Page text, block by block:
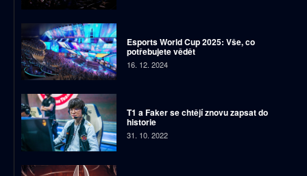
Esports World Cup 2025: Vše, co
potřebujete vědět
16. 12. 2024
T1 a Faker se chtějí znovu zapsat do
historie
31. 10. 2022